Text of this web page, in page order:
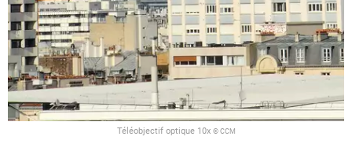
Téléobjectif optique 10x © CCM